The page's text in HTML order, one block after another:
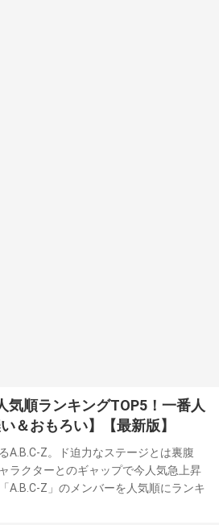
気順ランキングTOP5！一番人
＆おもろい】【最新版】
A.B.C-Z。ド迫力なステージとは裏腹
ラクターとのギャップで今人気急上昇
A.B.C-Z」のメンバーを人気順にランキ